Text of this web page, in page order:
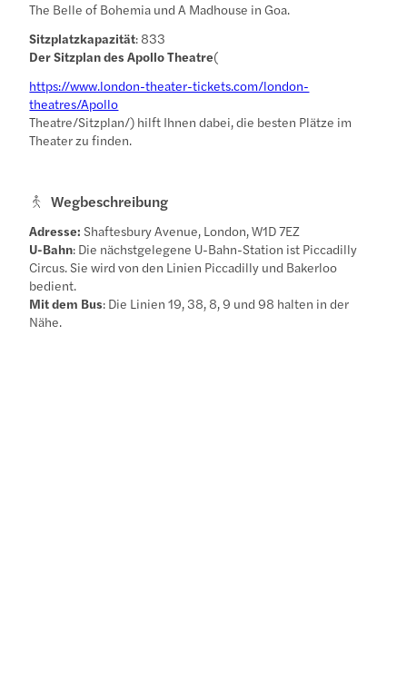
The Belle of Bohemia und A Madhouse in Goa.
Sitzplatzkapazität: 833
Der Sitzplan des Apollo Theatre(
https://www.london-theater-tickets.com/london-
theatres/Apollo
Theatre/Sitzplan/) hilft Ihnen dabei, die besten Plätze im
Theater zu finden.
Wegbeschreibung
Adresse: Shaftesbury Avenue, London, W1D 7EZ
U-Bahn: Die nächstgelegene U-Bahn-Station ist Piccadilly
Circus. Sie wird von den Linien Piccadilly und Bakerloo
bedient.
Mit dem Bus: Die Linien 19, 38, 8, 9 und 98 halten in der
Nähe.